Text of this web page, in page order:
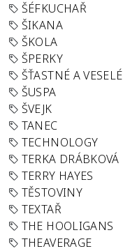
ŠÉFKUCHAŘ
ŠIKANA
ŠKOLA
ŠPERKY
ŠŤASTNÉ A VESELÉ
ŠUSPA
ŠVEJK
TANEC
TECHNOLOGY
TERKA DRÁBKOVÁ
TERRY HAYES
TĚSTOVINY
TEXTAŘ
THE HOOLIGANS
THEAVERAGE